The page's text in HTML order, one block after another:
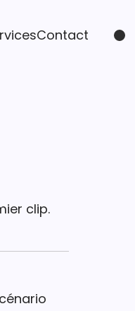
Contact
clip.